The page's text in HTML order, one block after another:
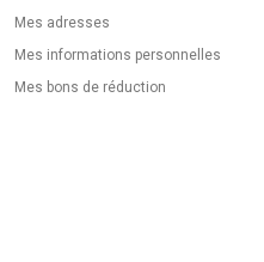
Mes adresses
Mes informations personnelles
Mes bons de réduction